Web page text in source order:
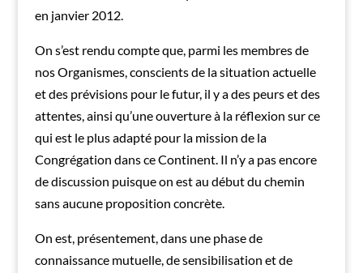
en janvier 2012.
On s’est rendu compte que, parmi les membres de
nos Organismes, conscients de la situation actuelle
et des prévisions pour le futur, il y a des peurs et des
attentes, ainsi qu’une ouverture à la réflexion sur ce
qui est le plus adapté pour la mission de la
Congrégation dans ce Continent. Il n’y a pas encore
de discussion puisque on est au début du chemin
sans aucune proposition concrète.
On est, présentement, dans une phase de
connaissance mutuelle, de sensibilisation et de